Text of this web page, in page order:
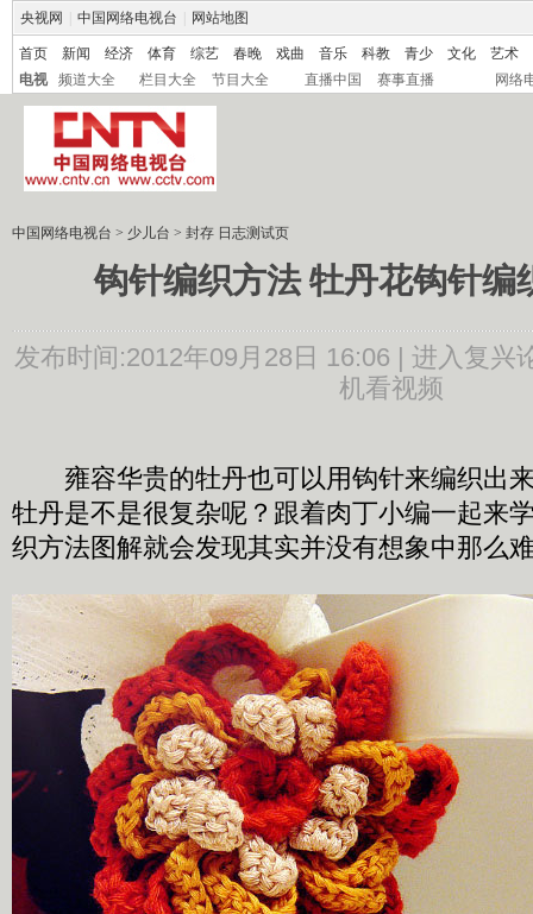
央视网 中国网络电视台 网站地图
首页 新闻 经济 体育 综艺 春晚 戏曲 音乐 科教 青少 文化
艺术
电视
频道大全 栏目大全 节目大全 直播中国 赛事直播 网络
中国网络电视台 > 少儿台 > 封存 日志测试页
钩针编织方法 牡丹花钩针编
发布时间:2012年09月28日 16:06 | 进入复兴
机看视频
雍容华贵的牡丹也可以用钩针来编织出
牡丹是不是很复杂呢？跟着肉丁小编一起来
织方法图解就会发现其实并没有想象中那么